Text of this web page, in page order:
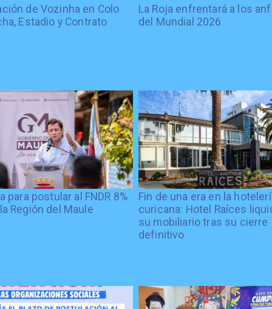
de Vozinha en Colo
Estadio y Contrato
La Roja enfrentará a los
del Mundial 2026
para postular al FNDR 8%
Región del Maule
Fin de una era en la
curicana: Hotel Raíces
su mobiliario tras su cierre
definitivo